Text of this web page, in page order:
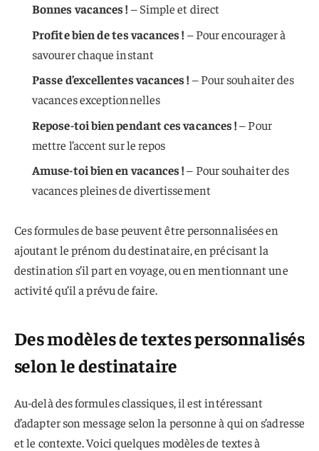
Bonnes vacances ! – Simple et direct
Profite bien de tes vacances ! – Pour encourager à
savourer chaque instant
Passe d’excellentes vacances ! – Pour souhaiter des
vacances exceptionnelles
Repose-toi bien pendant ces vacances !– Pour
mettre l’accent sur le repos
Amuse-toi bien en vacances !– Pour souhaiter des
vacances pleines de divertissement
Ces formules de base peuvent être personnalisées en
ajoutant le prénom du destinataire, en précisant la
destination s’il part en voyage, ou en mentionnant une
activité qu’il a prévu de faire.
Des modèles de textes personnalisés
selon le destinataire
Au-delà des formules classiques, il est intéressant
d’adapter son message selon la personne à qui on s’adresse
et le contexte. Voici quelques modèles de textes à